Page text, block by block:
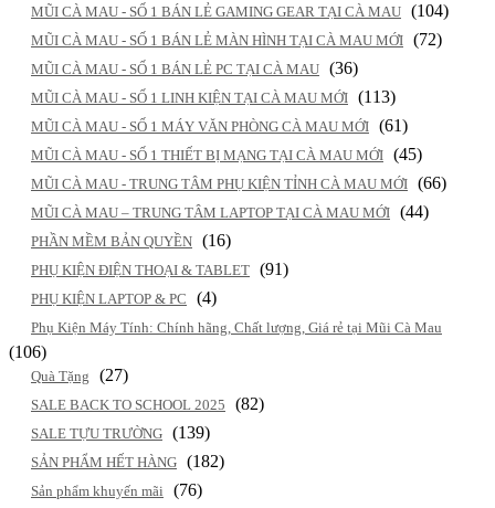
MŨI CÀ MAU - SỐ 1 BÁN LẺ GAMING GEAR TẠI CÀ MAU (104)
MŨI CÀ MAU - SỐ 1 BÁN LẺ MÀN HÌNH TẠI CÀ MAU MỚI (72)
MŨI CÀ MAU - SỐ 1 BÁN LẺ PC TẠI CÀ MAU (36)
MŨI CÀ MAU - SỐ 1 LINH KIỆN TẠI CÀ MAU MỚI (113)
MŨI CÀ MAU - SỐ 1 MÁY VĂN PHÒNG CÀ MAU MỚI (61)
MŨI CÀ MAU - SỐ 1 THIẾT BỊ MẠNG TẠI CÀ MAU MỚI (45)
MŨI CÀ MAU - TRUNG TÂM PHỤ KIỆN TỈNH CÀ MAU MỚI (66)
MŨI CÀ MAU – TRUNG TÂM LAPTOP TẠI CÀ MAU MỚI (44)
PHẦN MỀM BẢN QUYỀN (16)
PHỤ KIỆN ĐIỆN THOẠI & TABLET (91)
PHỤ KIỆN LAPTOP & PC (4)
Phụ Kiện Máy Tính: Chính hãng, Chất lượng, Giá rẻ tại Mũi Cà Mau
(106)
Quà Tặng (27)
SALE BACK TO SCHOOL 2025 (82)
SALE TỰU TRƯỜNG (139)
SẢN PHẨM HẾT HÀNG (182)
Sản phẩm khuyến mãi (76)